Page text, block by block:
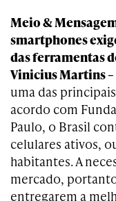
Meio &
smartphones
das ferramentas
Vinicius Martins –
uma das
acordo com
Paulo, o Brasil
celulares ativos,
habitantes. A
mercado,
entregarem a